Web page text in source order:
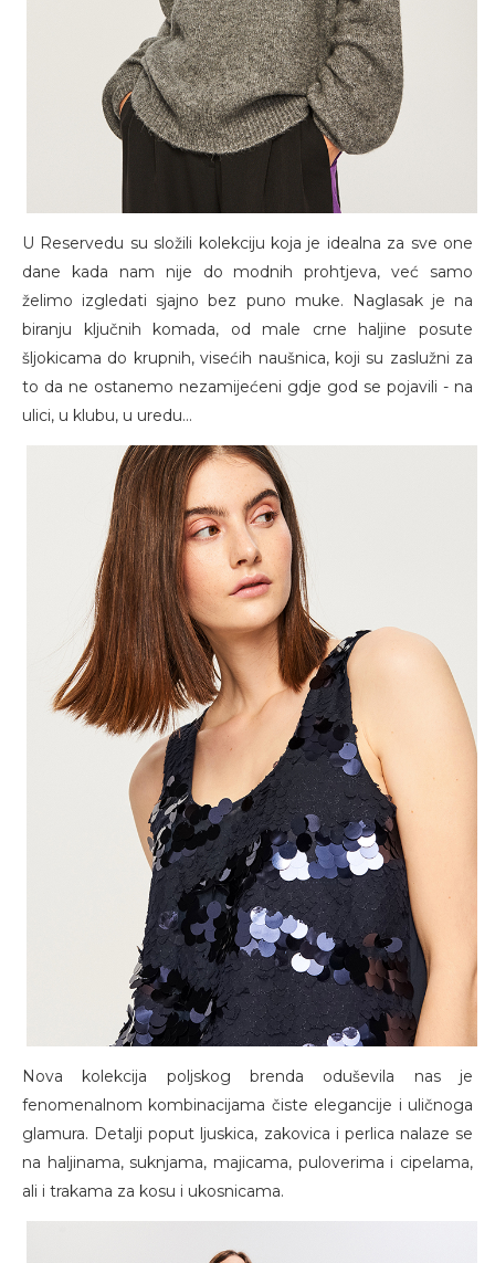
U Reservedu su složili kolekciju koja je idealna za sve one
dane kada nam nije do modnih prohtjeva, već samo
želimo izgledati sjajno bez puno muke. Naglasak je na
biranju ključnih komada, od male crne haljine posute
šljokicama do krupnih, visećih naušnica, koji su zaslužni za
to da ne ostanemo nezamijećeni gdje god se pojavili - na
ulici, u klubu, u uredu…
Nova kolekcija poljskog brenda oduševila nas je
fenomenalnom kombinacijama čiste elegancije i uličnoga
glamura. Detalji poput ljuskica, zakovica i perlica nalaze se
na haljinama, suknjama, majicama, puloverima i cipelama,
ali i trakama za kosu i ukosnicama.